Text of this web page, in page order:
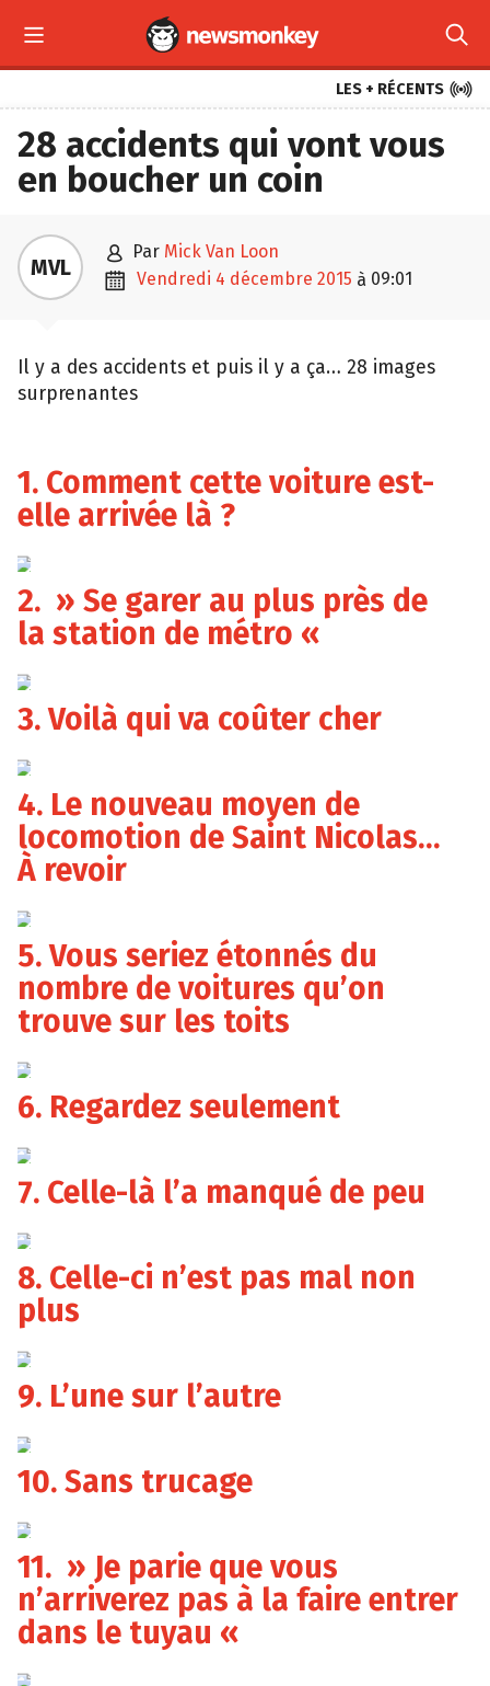
 
LES + RÉCENTS 
28 accidents qui vont vous
en boucher un coin
MVL  par Mick Van Loon
 vendredi 4 décembre 2015 à 09:01
Il y a des accidents et puis il y a ça… 28 images
surprenantes
1. Comment cette voiture est-
elle arrivée là ?
2. » Se garer au plus près de
la station de métro «
3. Voilà qui va coûter cher
4. Le nouveau moyen de
locomotion de Saint Nicolas…
À revoir
5. Vous seriez étonnés du
nombre de voitures qu’on
trouve sur les toits
6. Regardez seulement
7. Celle-là l’a manqué de peu
8. Celle-ci n’est pas mal non
plus
9. L’une sur l’autre
10. Sans trucage
11. » Je parie que vous
n’arriverez pas à la faire entrer
dans le tuyau «